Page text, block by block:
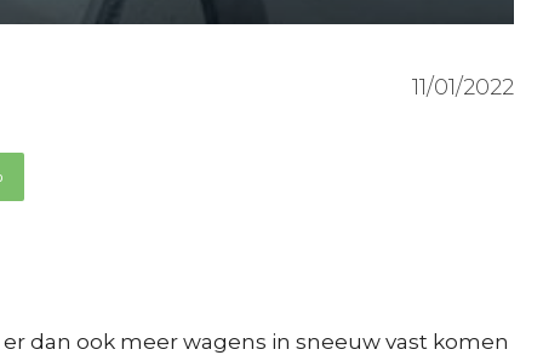
11/01/2022
dan ook meer wagens in sneeuw vast komen